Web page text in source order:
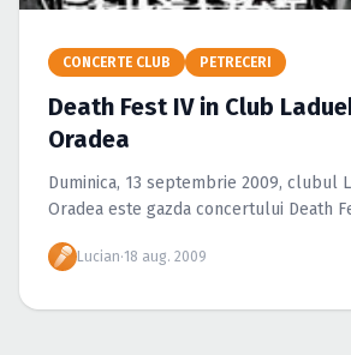
Caută în site...
CONCERTE CLUB PETRECERI
Death Fest IV in Club
Oradea
Duminica, 13 septembrie 2009, clubul
Oradea este gazda concertului Death
Lucian·18 aug. 2009